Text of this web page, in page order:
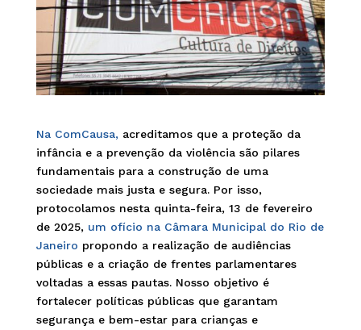
Na ComCausa, acreditamos que a proteção da
infância e a prevenção da violência são pilares
fundamentais para a construção de uma
sociedade mais justa e segura. Por isso,
protocolamos nesta quinta-feira, 13 de fevereiro
de 2025, um ofício na Câmara Municipal do Rio de
Janeiro propondo a realização de audiências
públicas e a criação de frentes parlamentares
voltadas a essas pautas. Nosso objetivo é
fortalecer políticas públicas que garantam
segurança e bem-estar para crianças e